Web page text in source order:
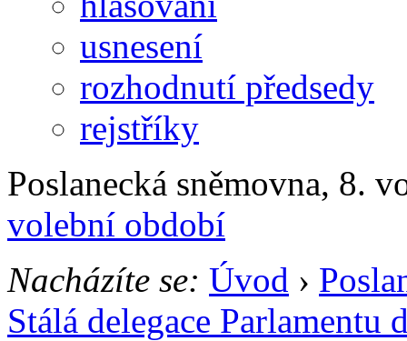
usnesení
rozhodnutí předsedy
rejstříky
Poslanecká sněmovna, 8.
volební období
Nacházíte se: Úvod ›
Stálá delegace